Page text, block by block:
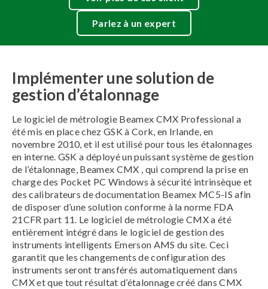
Parlez à un expert
Implémenter une solution de
gestion d’étalonnage
Le logiciel de métrologie Beamex CMX Professional a
été mis en place chez GSK à Cork, en Irlande, en
novembre 2010, et il est utilisé pour tous les étalonnages
en interne. GSK a déployé un puissant système de gestion
de l’étalonnage, Beamex CMX , qui comprend la prise en
charge des Pocket PC Windows à sécurité intrinsèque et
des calibrateurs de documentation Beamex MC5-IS afin
de disposer d’une solution conforme à la norme FDA
21CFR part 11. Le logiciel de métrologie CMX a été
entièrement intégré dans le logiciel de gestion des
instruments intelligents Emerson AMS du site. Ceci
garantit que les changements de configuration des
instruments seront transférés automatiquement dans
CMX et que tout résultat d’étalonnage créé dans CMX